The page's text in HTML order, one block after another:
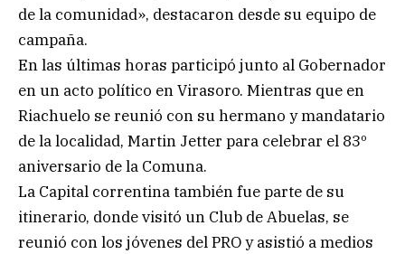
de la comunidad», destacaron desde su equipo de
campaña.
En las últimas horas participó junto al Gobernador
en un acto político en Virasoro. Mientras que en
Riachuelo se reunió con su hermano y mandatario
de la localidad, Martin Jetter para celebrar el 83º
aniversario de la Comuna.
La Capital correntina también fue parte de su
itinerario, donde visitó un Club de Abuelas, se
reunió con los jóvenes del PRO y asistió a medios